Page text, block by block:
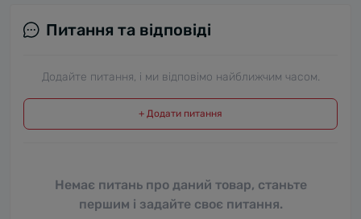
Питання та відповіді
Додайте питання, і ми відповімо найближчим часом.
+ Додати питання
Немає питань про даний товар, станьте
першим і задайте своє питання.